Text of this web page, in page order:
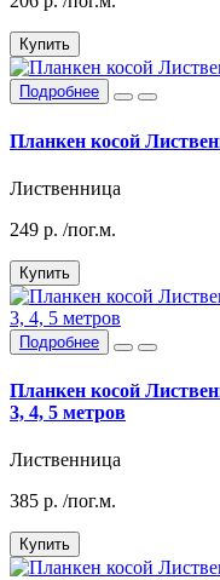
Купить
Подробнее
Планкен косой
Лиственница
249 р. /пог.м.
Купить
Подробнее
Планкен косой
3, 4, 5 метров
Лиственница
385 р. /пог.м.
Купить